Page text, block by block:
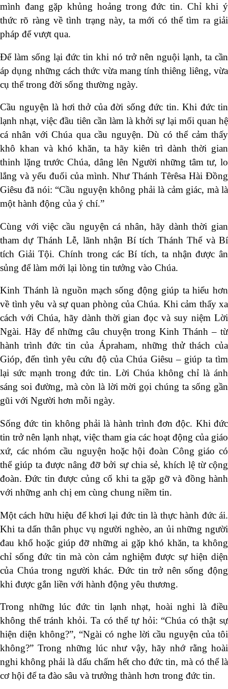
mình đang gặp khủng hoảng trong đức tin. Chỉ khi ý
thức rõ ràng về tình trạng này, ta mới có thể tìm ra giải
pháp để vượt qua.
Để làm sống lại đức tin khi nó trở nên nguội lạnh, ta cần
áp dụng những cách thức vừa mang tính thiêng liêng, vừa
cụ thể trong đời sống thường ngày.
Cầu nguyện là hơi thở của đời sống đức tin. Khi đức tin
lạnh nhạt, việc đầu tiên cần làm là khởi sự lại mối quan hệ
cá nhân với Chúa qua cầu nguyện. Dù có thể cảm thấy
khô khan và khó khăn, ta hãy kiên trì dành thời gian
thinh lặng trước Chúa, dâng lên Người những tâm tư, lo
lắng và yếu đuối của mình. Như Thánh Têrêsa Hài Đồng
Giêsu đã nói: “Cầu nguyện không phải là cảm giác, mà là
một hành động của ý chí.”
Cùng với việc cầu nguyện cá nhân, hãy dành thời gian
tham dự Thánh Lễ, lãnh nhận Bí tích Thánh Thể và Bí
tích Giải Tội. Chính trong các Bí tích, ta nhận được ân
sủng để làm mới lại lòng tin tưởng vào Chúa.
Kinh Thánh là nguồn mạch sống động giúp ta hiểu hơn
về tình yêu và sự quan phòng của Chúa. Khi cảm thấy xa
cách với Chúa, hãy dành thời gian đọc và suy niệm Lời
Ngài. Hãy để những câu chuyện trong Kinh Thánh – từ
hành trình đức tin của Ápraham, những thử thách của
Gióp, đến tình yêu cứu độ của Chúa Giêsu – giúp ta tìm
lại sức mạnh trong đức tin. Lời Chúa không chỉ là ánh
sáng soi đường, mà còn là lời mời gọi chúng ta sống gần
gũi với Người hơn mỗi ngày.
Sống đức tin không phải là hành trình đơn độc. Khi đức
tin trở nên lạnh nhạt, việc tham gia các hoạt động của giáo
xứ, các nhóm cầu nguyện hoặc hội đoàn Công giáo có
thể giúp ta được nâng đỡ bởi sự chia sẻ, khích lệ từ cộng
đoàn. Đức tin được củng cố khi ta gặp gỡ và đồng hành
với những anh chị em cùng chung niềm tin.
Một cách hữu hiệu để khơi lại đức tin là thực hành đức ái.
Khi ta dấn thân phục vụ người nghèo, an ủi những người
đau khổ hoặc giúp đỡ những ai gặp khó khăn, ta không
chỉ sống đức tin mà còn cảm nghiệm được sự hiện diện
của Chúa trong người khác. Đức tin trở nên sống động
khi được gắn liền với hành động yêu thương.
Trong những lúc đức tin lạnh nhạt, hoài nghi là điều
không thể tránh khỏi. Ta có thể tự hỏi: “Chúa có thật sự
hiện diện không?”, “Ngài có nghe lời cầu nguyện của tôi
không?” Trong những lúc như vậy, hãy nhớ rằng hoài
nghi không phải là dấu chấm hết cho đức tin, mà có thể là
cơ hội để ta đào sâu và trưởng thành hơn trong đức tin.